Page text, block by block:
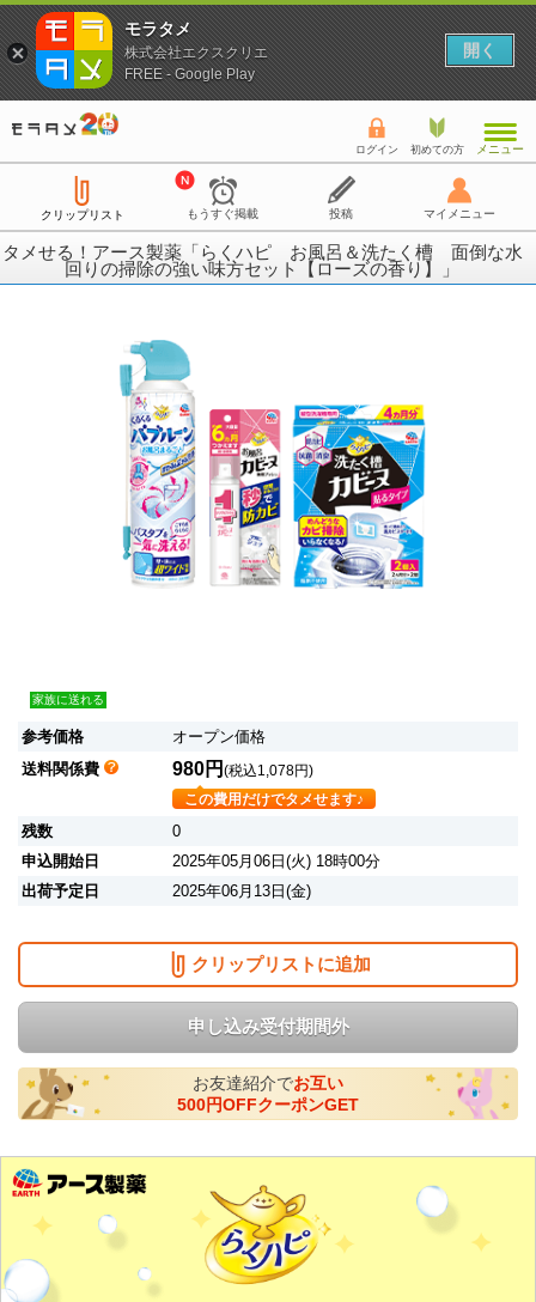
ログイン 初めての方 メニュー
クリップリスト もうすぐ掲載 投稿 マイメニュー
タメせる！アース製薬「らくハピ お風呂＆洗たく槽 面倒な水
回りの掃除の強い味方セット【ローズの香り】」
家族に送れる
参考価格
オープン価格
送料関係費
980円 (税込1,078円)
この費用だけでタメせます♪
残数
0
申込開始日
2025年05月06日(火) 18時00分
出荷予定日
2025年06月13日(金)
クリップリストに追加
申し込み受付期間外
お友達紹介でお互い
500円OFFクーポンGET
モラタメ
株式会社エクスクリエ
FREE - Google Play
開く